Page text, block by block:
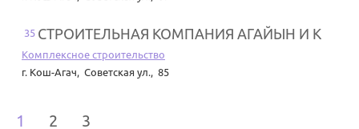
35 СТРОИТЕЛЬНАЯ КОМПАНИЯ АГАЙЫН И К
Комплексное строительство
г. Кош-Агач, Советская ул., 85
1 2 3